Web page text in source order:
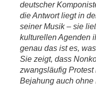
deutscher
die Antwort liegt in
seiner Musik – sie
kulturellen Agenden
genau das ist es,
Sie zeigt, dass
zwangsläufig
Bejahung auch ohne